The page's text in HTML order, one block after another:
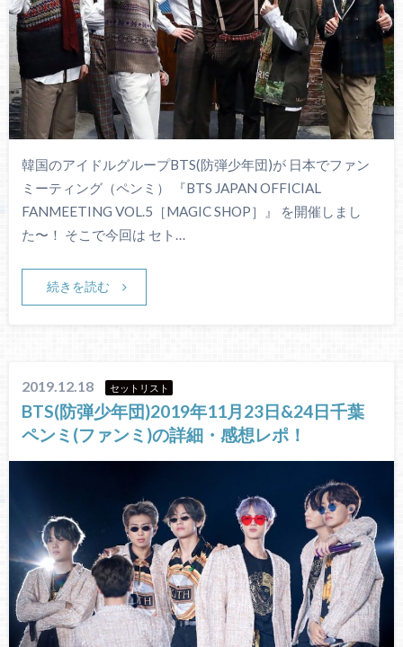
韓国のアイドルグループBTS(防弾少年団)が 日本でファン
ミーティング（ペンミ） 『BTS JAPAN OFFICIAL
FANMEETING VOL.5［MAGIC SHOP］』 を開催しまし
た〜！ そこで今回は セト…
続きを読む
2019.12.18 セットリスト
BTS(防弾少年団)2019年11月23日&24日千葉
ペンミ(ファンミ)の詳細・感想レポ！